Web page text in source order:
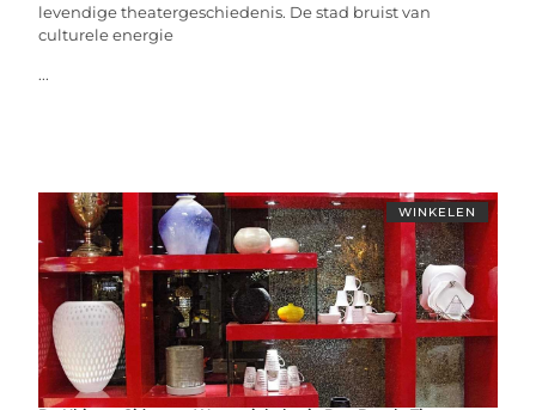
levendige theatergeschiedenis. De stad bruist van
culturele energie
...
WINKELEN